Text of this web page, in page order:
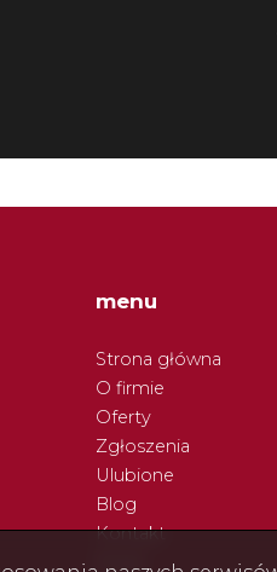
menu
Strona główna
O firmie
Oferty
Zgłoszenia
Ulubione
Blog
Kontakt